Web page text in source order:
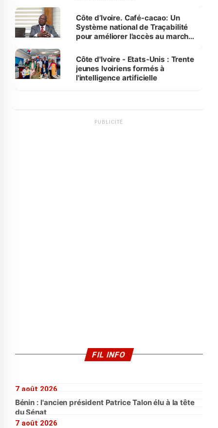
Côte d’Ivoire. Café-cacao: Un
Système national de Traçabilité
pour améliorer l’accès au marché
Côte d'Ivoire - Etats-Unis : Trente
jeunes Ivoiriens formés à
l'intelligence artificielle
PUBLICITÉ
FIL INFO
7 août 2026
Bénin : l'ancien président Patrice Talon élu à la tête
du Sénat
7 août 2026